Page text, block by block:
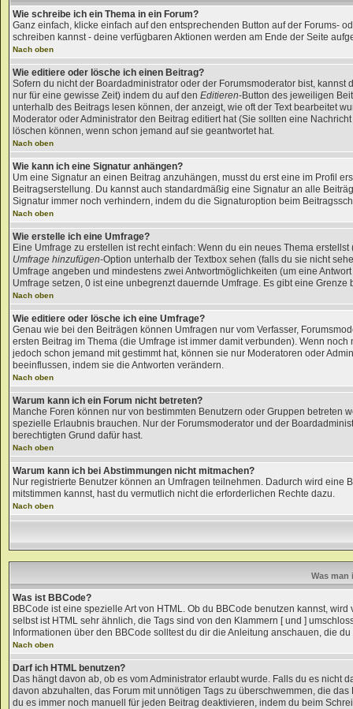
Wie schreibe ich ein Thema in ein Forum?
Ganz einfach, klicke einfach auf den entsprechenden Button auf der Forums-
schreiben kannst - deine verfügbaren Aktionen werden am Ende der Seite
Nach oben
Wie editiere oder lösche ich einen Beitrag?
Sofern du nicht der Boardadministrator oder der Forumsmoderator bist,
nur für eine gewisse Zeit) indem du auf den Editieren-Button des jeweiligen
unterhalb des Beitrags lesen können, der anzeigt, wie oft der Text bearbeitet
Moderator oder Administrator den Beitrag editiert hat (Sie sollten eine
löschen können, wenn schon jemand auf sie geantwortet hat.
Nach oben
Wie kann ich eine Signatur anhängen?
Um eine Signatur an einen Beitrag anzuhängen, musst du erst eine im Profil
Beitragserstellung. Du kannst auch standardmäßig eine Signatur an alle
Signatur immer noch verhindern, indem du die Signaturoption beim
Nach oben
Wie erstelle ich eine Umfrage?
Eine Umfrage zu erstellen ist recht einfach: Wenn du ein neues Thema
Umfrage hinzufügen-Option unterhalb der Textbox sehen (falls du sie nicht
Umfrage angeben und mindestens zwei Antwortmöglichkeiten (um eine
Umfrage setzen, 0 ist eine unbegrenzt dauernde Umfrage. Es gibt eine
Nach oben
Wie editiere oder lösche ich eine Umfrage?
Genau wie bei den Beiträgen können Umfragen nur vom Verfasser,
ersten Beitrag im Thema (die Umfrage ist immer damit verbunden). Wenn
jedoch schon jemand mit gestimmt hat, können sie nur Moderatoren oder
beeinflussen, indem sie die Antworten verändern.
Nach oben
Warum kann ich ein Forum nicht betreten?
Manche Foren können nur von bestimmten Benutzern oder Gruppen
spezielle Erlaubnis brauchen. Nur der Forumsmoderator und der
berechtigten Grund dafür hast.
Nach oben
Warum kann ich bei Abstimmungen nicht mitmachen?
Nur registrierte Benutzer können an Umfragen teilnehmen. Dadurch wird
mitstimmen kannst, hast du vermutlich nicht die erforderlichen Rechte dazu.
Nach oben
Was
Was ist BBCode?
BBCode ist eine spezielle Art von HTML. Ob du BBCode benutzen kannst,
selbst ist HTML sehr ähnlich, die Tags sind von den Klammern [ und ]
Informationen über den BBCode solltest du dir die Anleitung anschauen, die
Nach oben
Darf ich HTML benutzen?
Das hängt davon ab, ob es vom Administrator erlaubt wurde. Falls du es
davon abzuhalten, das Forum mit unnötigen Tags zu überschwemmen, die
du es immer noch manuell für jeden Beitrag deaktivieren, indem du beim